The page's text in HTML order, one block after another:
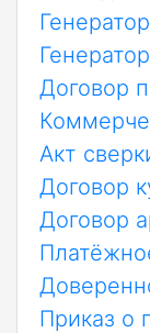
Договор
Акт
Договор
Договор
Приказ о